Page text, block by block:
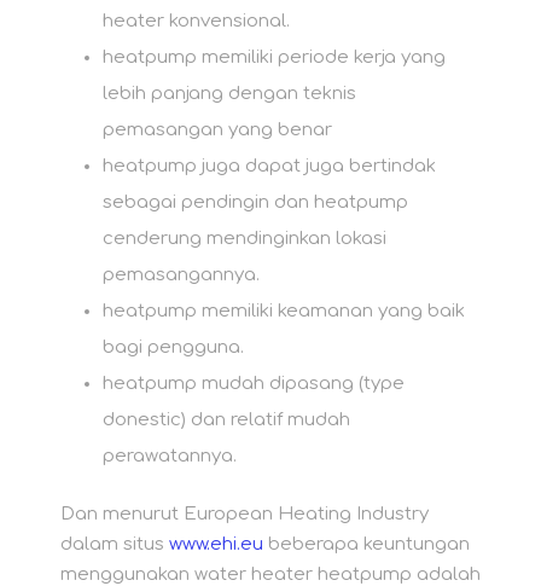
heater konvensional.
heatpump memiliki periode kerja yang
lebih panjang dengan teknis
pemasangan yang benar
heatpump juga dapat juga bertindak
sebagai pendingin dan heatpump
cenderung mendinginkan lokasi
pemasangannya.
heatpump memiliki keamanan yang baik
bagi pengguna.
heatpump mudah dipasang (type
donestic) dan relatif mudah
perawatannya.
Dan menurut European Heating Industry
dalam situs www.ehi.eu beberapa keuntungan
menggunakan water heater heatpump adalah